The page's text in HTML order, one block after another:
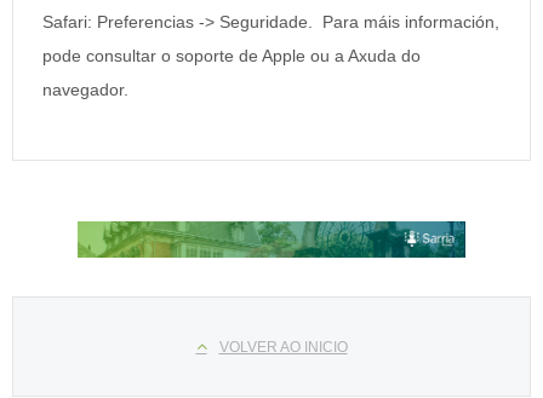
Safari: Preferencias -> Seguridade. Para máis información,
pode consultar o soporte de Apple ou a Axuda do
navegador.
VOLVER AO INICIO